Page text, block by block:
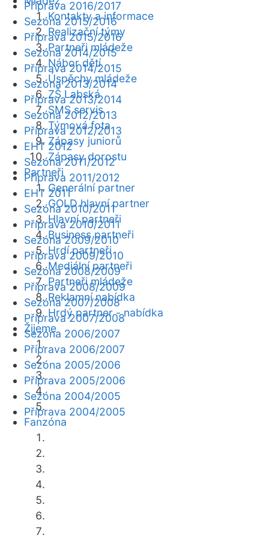
Kontakty a informace
Realizační týmy
Partneři mládeže
Nábor dětí
Úspěchy mládeže
ZŠ Labská
SMS servis
Týmová fota
Zápasy juniorů
Zápasy dorostu
Partneři
Generální partner
GOLD hlavní partner
Hlavní partneři
Business partneři
Hrdí partneři
Mediální partneři
Partneři mládeže
Reklamní nabídka
Hrdý partner - nabídka
Žijeme
Fanzóna
Příprava 2016/2017
Sezóna 2015/2016
Příprava 2015/2016
Sezóna 2014/2015
Příprava 2014/2015
Sezóna 2013/2014
Příprava 2013/2014
Sezóna 2012/2013
Příprava 2012/2013
EHT 2012
Sezóna 2011/2012
Příprava 2011/2012
EHT 2011
Sezóna 2010/2011
Příprava 2010/2011
Sezóna 2009/2010
Příprava 2009/2010
Sezóna 2008/2009
Příprava 2008/2009
Sezóna 2007/2008
Příprava 2007/2008
Sezóna 2006/2007
Příprava 2006/2007
Sezóna 2005/2006
Příprava 2005/2006
Sezóna 2004/2005
Příprava 2004/2005